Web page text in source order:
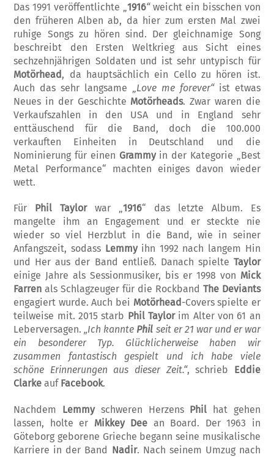
Das 1991 veröffentlichte „1916“ weicht ein bis­schen von
den früheren Alben ab, da hier zum ersten Mal zwei
ruhige Songs zu hören sind. Der gleichnamige Song
beschreibt den Ersten Weltkrieg aus Sicht eines
sechzehn­jährigen Soldaten und ist sehr untypisch für
Motörhead , da hauptsächlich ein Cello zu hören ist.
Auch das sehr langsame „ Love me forever“ist etwas
Neues in der Geschichte Motörheads. Zwar waren die
Verkaufszahlen in den USA und in England sehr
enttäuschend für die Band, doch die 100.000
verkauften Ein­heiten in Deutschland und die
Nominierung für einen Grammyin der Kategorie „Best
Metal Performance“ machten einiges davon wieder
wett.
Für Phil Taylorwar „1916“ das letzte Album. Es
mangelte ihm an Engagement und er steckte nie
wieder so viel Herzblut in die Band, wie in seiner
Anfangszeit, sodass Lem­myihn 1992 nach langem Hin
und Her aus der Band entließ. Danach spielte Taylor
einige Jahre als Ses­sionmusiker, bis er 1998 von Mick
Farren als Schlagzeuger für die Rockband The Deviants
engagiert wurde. Auch bei Motörhead -Covers spielte er
teilweise mit. 2015 starb Phil Taylorim Alter von 61 an
Leberversagen.„Ich kannte Phil seit er 21 war und er war
ein besonderer Typ. Glücklicherweise haben wir
zusammen fantastisch gespielt und ich habe viele
schöne Erinnerungen aus dieser Zeit.“, schrieb
Eddie
Clarke auf Facebook.
Nachdem Lemmyschweren Herzens Phil hat gehen
lassen, holte er Mikkey Dee an Board. Der 1963 in
Göteborg geborene Grieche be­gann seine musikalische
Karriere in der Band Nadir. Nach seinem Umzug nach